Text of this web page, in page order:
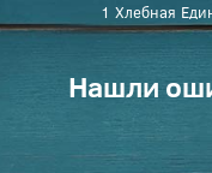
1 Хлебная
Нашли